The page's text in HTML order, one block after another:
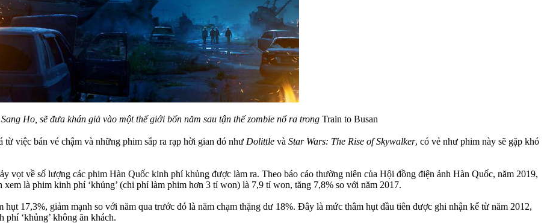
Sang Ho, sẽ đưa khán giả vào một thế giới bốn năm sau tận thế zombie nổ ra trong Train to Busan
việc bán vé chậm và những phim sắp ra rạp hời gian đó như Dolittle và Star Wars: The Rise of Skywalker, có vẻ như phim này sẽ gặp khó
vọt về số lượng các phim Hàn Quốc kinh phí khủng được làm ra. Theo báo cáo thường niên của Hội đồng điện ảnh Hàn Quốc, năm 2019,
là phim kinh phí ‘khủng’ (chi phí làm phim hơn 3 tỉ won) là 7,9 tỉ won, tăng 7,8% so với năm 2017.
17,3%, giảm mạnh so với năm qua trước đó là năm chạm thặng dư 18%. Đây là mức thâm hụt đầu tiên được ghi nhận kể từ năm 2012,
‘khủng’ không ăn khách.